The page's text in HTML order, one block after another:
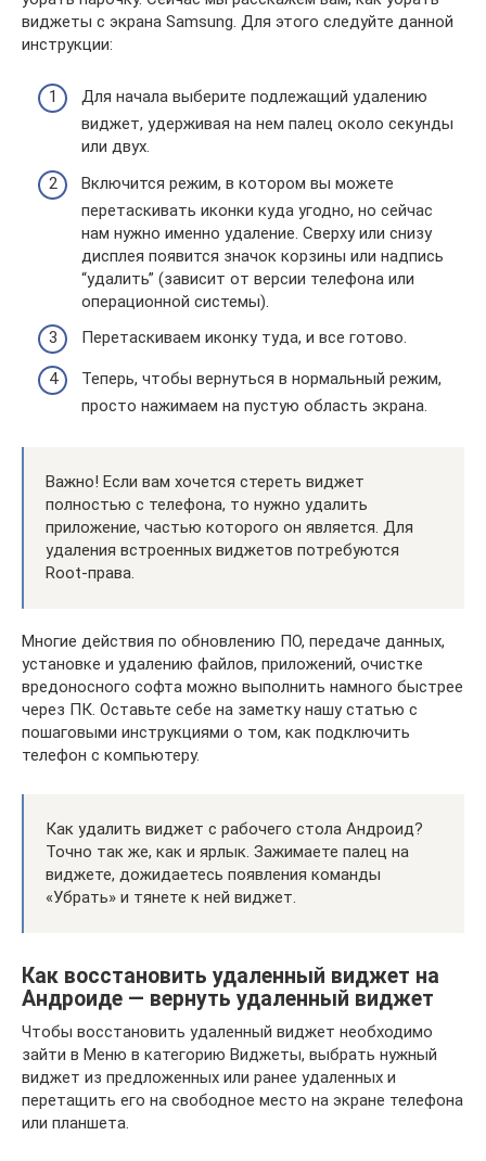
виджеты с экрана Samsung. Для этого следуйте данной
инструкции:
Для начала выберите подлежащий удалению
виджет, удерживая на нем палец около секунды
или двух.
Включится режим, в котором вы можете
перетаскивать иконки куда угодно, но сейчас
нам нужно именно удаление. Сверху или снизу
дисплея появится значок корзины или надпись
“удалить” (зависит от версии телефона или
операционной системы).
Перетаскиваем иконку туда, и все готово.
Теперь, чтобы вернуться в нормальный режим,
просто нажимаем на пустую область экрана.
Важно! Если вам хочется стереть виджет
полностью с телефона, то нужно удалить
приложение, частью которого он является. Для
удаления встроенных виджетов потребуются
Root-права.
Многие действия по обновлению ПО, передаче данных,
установке и удалению файлов, приложений, очистке
вредоносного софта можно выполнить намного быстрее
через ПК. Оставьте себе на заметку нашу статью с
пошаговыми инструкциями о том, как подключить
телефон с компьютеру.
Как удалить виджет с рабочего стола Андроид?
Точно так же, как и ярлык. Зажимаете палец на
виджете, дожидаетесь появления команды
«Убрать» и тянете к ней виджет.
Как восстановить удаленный виджет на
Андроиде — вернуть удаленный виджет
Чтобы восстановить удаленный виджет необходимо
зайти в Меню в категорию Виджеты, выбрать нужный
виджет из предложенных или ранее удаленных и
перетащить его на свободное место на экране телефона
или планшета.